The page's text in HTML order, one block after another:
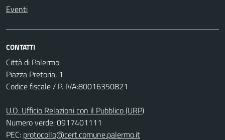
Eventi
CONTATTI
Città di Palermo
Piazza Pretoria, 1
Codice fiscale / P. IVA:80016350821
U.O. Ufficio Relazioni con il Pubblico (URP)
Numero verde: 0917401111
PEC: protocollo@cert.comune.palermo.it